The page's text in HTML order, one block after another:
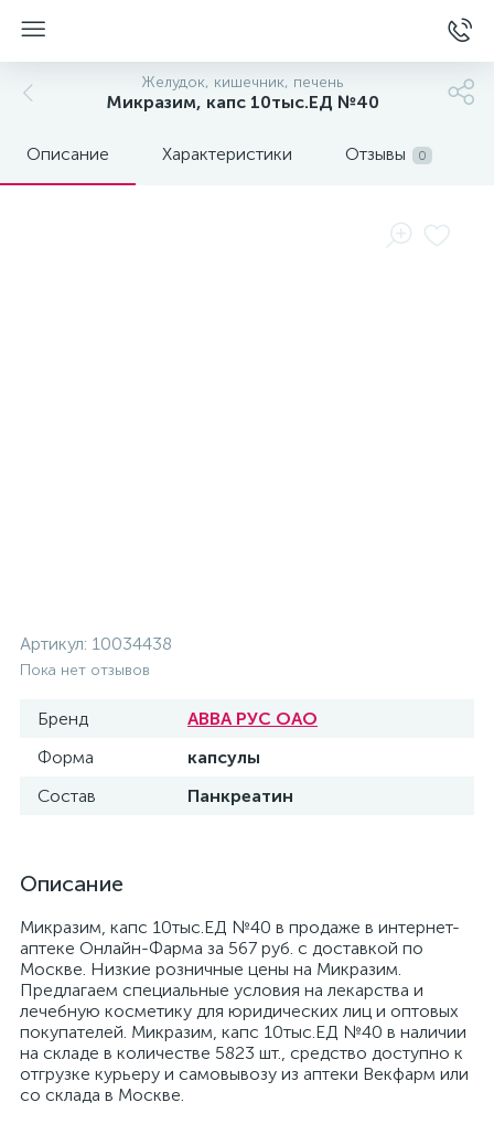
Желудок, кишечник, печень
Микразим, капс 10тыс.ЕД №40
Описание Характеристики Отзывы 0
Артикул: 10034438
Пока нет отзывов
Бренд
АВВА РУС ОАО
Форма
капсулы
Состав
Панкреатин
Описание
Микразим, капс 10тыс.ЕД №40 в продаже в интернет-
аптеке Онлайн-Фарма за 567 руб. с доставкой по
Москве. Низкие розничные цены на Микразим.
Предлагаем специальные условия на лекарства и
лечебную косметику для юридических лиц и оптовых
покупателей. Микразим, капс 10тыс.ЕД №40 в наличии
на складе в количестве 5823 шт., средство доступно к
отгрузке курьеру и самовывозу из аптеки Векфарм или
со склада в Москве.